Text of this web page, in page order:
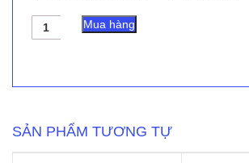
Van
Bướm
-
Automa
Mua hàng
SẢN PHẨM TƯƠNG TỰ